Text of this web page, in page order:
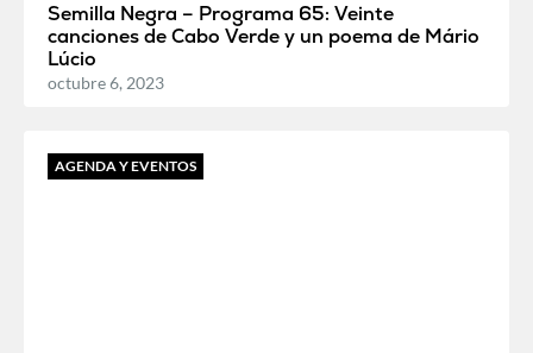
Semilla Negra – Programa 65: Veinte
canciones de Cabo Verde y un poema de Mário
Lúcio
octubre 6, 2023
AGENDA Y EVENTOS